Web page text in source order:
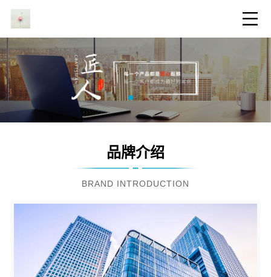
品牌介绍
BRAND INTRODUCTION